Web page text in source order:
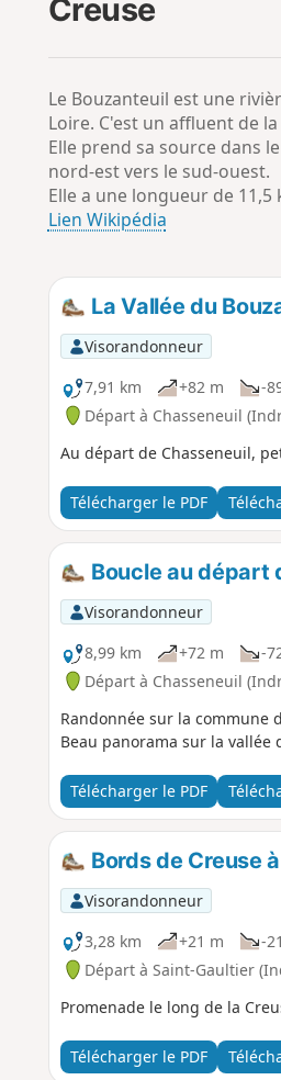
Creuse
Le Bouzanteuil est une
Loire. C'est un affluent de
Elle prend sa source dans
nord-est vers le sud-ouest.
Elle a une longueur de 11,5
Lien Wikipédia
La Vallée du
Visorandonneur
7,91 km
+82 m -
Départ à Chasseneuil
Au départ de Chasseneuil,
Télécharger le PDF
Boucle au départ
Visorandonneur
8,99 km
+72 m -
Départ à Chasseneuil
Randonnée sur la commune
Beau panorama sur la vallée
Télécharger le PDF
Bords de Creuse
Visorandonneur
3,28 km
+21 m -
Départ à Saint-Gaultier
Promenade le long de la
Télécharger le PDF